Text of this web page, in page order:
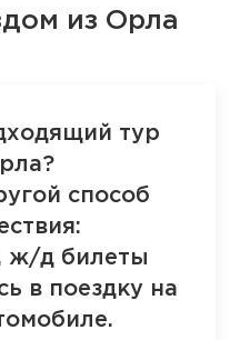
из Орла
тур
способ
ж/д билеты
в поездку на